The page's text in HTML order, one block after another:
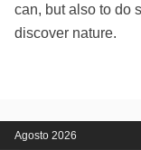
can, but also to do
discover nature.
Agosto 2026